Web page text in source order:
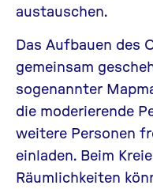
austauschen.
Das Aufbauen des
gemeinsam
sogenannter
die moderierende
weitere Personen
einladen. Beim
Räumlichkeiten